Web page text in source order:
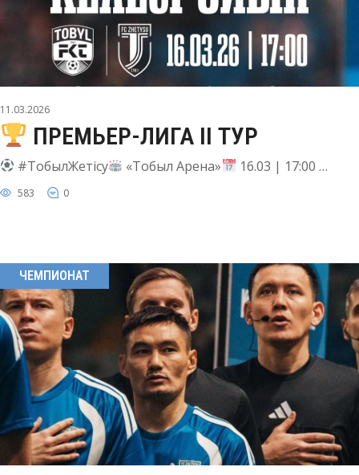
11.03.2026
ПРЕМЬЕР-ЛИГА II ТУР
#ТобылЖетісу «Тобыл Арена» 16.03 | 17:00 …
583 0
ЧЕМПИОНАТ